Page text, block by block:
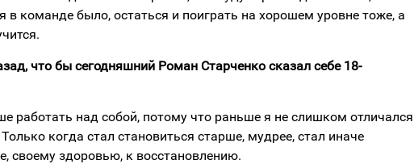
в команде было, остаться и поиграть на хорошем уровне тоже, а
что бы сегодняшний Роман Старченко сказал себе 18-
работать над собой, потому что раньше я не слишком отличался
когда стал становиться старше, мудрее, стал иначе
своему здоровью, к восстановлению.